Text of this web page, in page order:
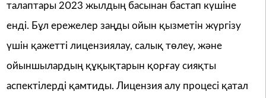
талаптары 2023 жылдың басынан бастап күшіне
енді. Бұл ережелер заңды ойын қызметін жүргізу
үшін қажетті лицензиялау, салық төлеу, және
ойыншылардың құқықтарын қорғау сияқты
аспектілерді қамтиды. Лицензия алу процесі қатал